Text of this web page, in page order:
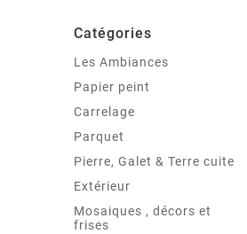
Catégories
Les Ambiances
Papier peint
Carrelage
Parquet
Pierre, Galet & Terre cuite
Extérieur
Mosaiques , décors et
frises